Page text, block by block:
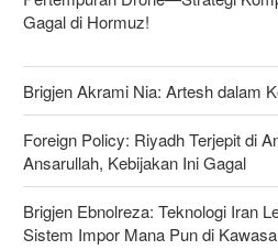
Gagal di Hormuz!
Brigjen Akrami Nia: Artesh dalam
Foreign Policy: Riyadh Terjepit di
Ansarullah, Kebijakan Ini Gagal
Brigjen Ebnolreza: Teknologi Iran
Sistem Impor Mana Pun di